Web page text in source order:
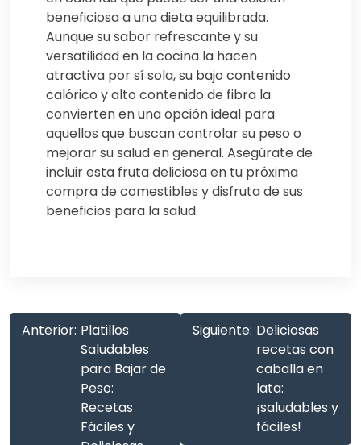
beneficiosa a una dieta equilibrada.
Aunque su sabor refrescante y su
versatilidad en la cocina la hacen
atractiva por sí sola, su bajo contenido
calórico y alto contenido de fibra la
convierten en una opción ideal para
aquellos que buscan controlar su peso o
mejorar su salud en general. Asegúrate de
incluir esta fruta deliciosa en tu próxima
compra de comestibles y disfruta de sus
beneficios para la salud.
Anterior: Platillos
Saludables
para Bajar de
Peso:
Recetas
Fáciles y
Siguiente: Deliciosas
recetas con
caballa en
lata:
¡saludables y
fáciles!